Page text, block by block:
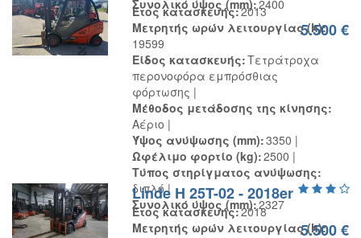
Συνολικό ύψος (mm) 2400
5.500 €
Έτος κατασκευής 2013
Μετρητής ωρών λειτουργίας (h)
19599
Είδος κατασκευής Τετράτροχα
περονοφόρα εμπρόσθιας
φόρτωσης
Μέθοδος μετάδοσης της κίνησης
Αέριο
Ύψος ανύψωσης (mm) 3350
Ωφέλιμο φορτίο (kg) 2500
Τύπος στηρίγματος ανύψωσης
διπλό
Συνολικό ύψος (mm) 2327
5.500 €
Linde H 25T-02 - 2018er
Έτος κατασκευής 2018
Μετρητής ωρών λειτουργίας (h)